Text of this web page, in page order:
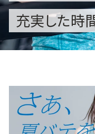
充実した時